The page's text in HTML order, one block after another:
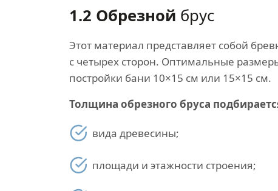
1.2 Обрезной брус
Этот материал представляет собой
с четырех сторон. Оптимальные
постройки бани 10×15 см или 15×15 см.
Толщина обрезного бруса
вида древесины;
площади и этажности строения;